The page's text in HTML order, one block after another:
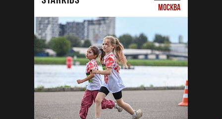
МОСКВА